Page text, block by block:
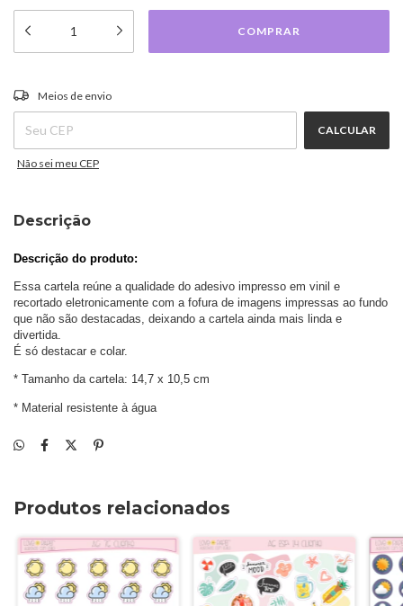
Entregas para o CEP:
Meios de envio
CALCULAR
Não sei meu CEP
Descrição
Descrição do produto:
Essa cartela reúne a qualidade do adesivo impresso em vinil e
recortado eletronicamente com a fofura de imagens impressas ao fundo
que não são destacadas, deixando a cartela ainda mais linda e
divertida.
É só destacar e colar.
* Tamanho da cartela: 14,7 x 10,5 cm
* Material resistente à água
Produtos relacionados